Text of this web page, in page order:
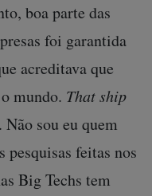
boa parte das
foi garantida
acreditava que
mundo. That ship
sou eu quem
pesquisas feitas nos
Big Techs tem